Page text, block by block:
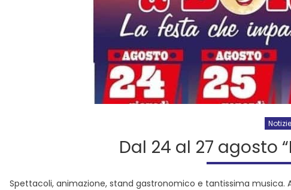
Notizie
Dal 24 al 27 agosto
Spettacoli, animazione, stand gastronomico e tantissima musica.